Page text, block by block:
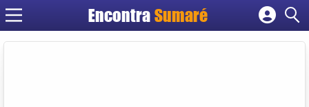
Encontra Sumaré
Cadastrar empresa